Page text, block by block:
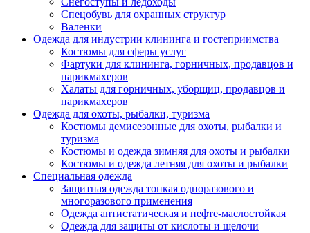
Спецобувь для охранных структур
Валенки
Одежда для индустрии клининга и гостеприимства
Костюмы для сферы услуг
Фартуки для клининга, горничных, продавцов и
парикмахеров
Халаты для горничных, уборщиц, продавцов и
парикмахеров
Одежда для охоты, рыбалки, туризма
Костюмы демисезонные для охоты, рыбалки и
туризма
Костюмы и одежда зимняя для охоты и рыбалки
Костюмы и одежда летняя для охоты и рыбалки
Специальная одежда
Защитная одежда тонкая одноразового и
многоразового применения
Одежда антистатическая и нефте-маслостойкая
Одежда для защиты от кислоты и щелочи